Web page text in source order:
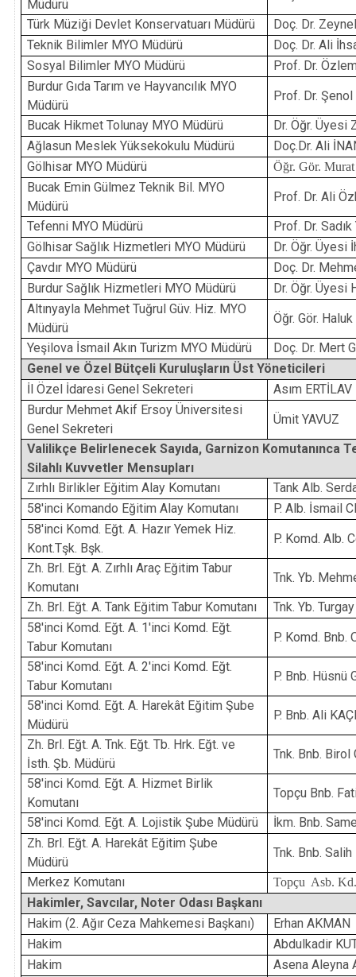
Müdürü
Türk Müziği Devlet Konservatuarı Müdürü
Doç. Dr.
Teknik Bilimler MYO Müdürü
Doç. Dr. Ali
Sosyal Bilimler MYO Müdürü
Prof. Dr.
Burdur Gıda Tarım ve Hayvancılık MYO
Müdürü
Prof. Dr. Şenol
Bucak Hikmet Tolunay MYO Müdürü
Dr. Öğr. Üyesi
Ağlasun Meslek Yüksekokulu Müdürü
Doç.Dr. Ali
Gölhisar MYO Müdürü
Öğr. Gör.
Bucak Emin Gülmez Teknik Bil. MYO
Müdürü
Prof. Dr. Ali
Tefenni MYO Müdürü
Prof. Dr.
Gölhisar Sağlık Hizmetleri MYO Müdürü
Dr. Öğr. Üyesi
Çavdır MYO Müdürü
Doç. Dr.
Burdur Sağlık Hizmetleri MYO Müdürü
Dr. Öğr. Üyesi
Altınyayla Mehmet Tuğrul Güv. Hiz. MYO
Müdürü
Öğr. Gör. Haluk
Yeşilova İsmail Akın Turizm MYO Müdürü
Doç. Dr. Mert
Genel ve Özel Bütçeli Kuruluşların Üst Yöneticileri
İl Özel İdaresi Genel Sekreteri
Asım ERTİLAV
Burdur Mehmet Akif Ersoy Üniversitesi
Genel Sekreteri
Ümit YAVUZ
Valilikçe Belirlenecek Sayıda, Garnizon Komutanınca
Silahlı Kuvvetler Mensupları
Zırhlı Birlikler Eğitim Alay Komutanı
Tank Alb.
58'inci Komando Eğitim Alay Komutanı
P. Alb. İsmail
58'inci Komd. Eğt. A. Hazır Yemek Hiz.
Kont.Tşk. Bşk.
P. Komd. Alb.
Zh. Brl. Eğt. A. Zırhlı Araç Eğitim Tabur
Komutanı
Tnk. Yb.
Zh. Brl. Eğt. A. Tank Eğitim Tabur Komutanı
Tnk. Yb.
58'inci Komd. Eğt. A. 1'inci Komd. Eğt.
Tabur Komutanı
P. Komd. Bnb.
58'inci Komd. Eğt. A. 2'inci Komd. Eğt.
Tabur Komutanı
P. Bnb. Hüsnü
58'inci Komd. Eğt. A. Harekât Eğitim Şube
Müdürü
P. Bnb. Ali
Zh. Brl. Eğt. A. Tnk. Eğt. Tb. Hrk. Eğt. ve
İsth. Şb. Müdürü
Tnk. Bnb. Birol
58'inci Komd. Eğt. A. Hizmet Birlik
Komutanı
Topçu Bnb.
58'inci Komd. Eğt. A. Lojistik Şube Müdürü
İkm. Bnb.
Zh. Brl. Eğt. A. Harekât Eğitim Şube
Müdürü
Tnk. Bnb. Salih
Merkez Komutanı
Topçu Asb.
Hakimler, Savcılar, Noter Odası Başkanı
Hakim (2. AğırCeza Mahkemesi Başkanı)
Erhan AKMAN
Hakim
Abdulkadir
Hakim
Asena Aleyna